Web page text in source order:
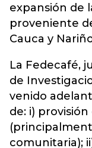
expansión de
proveniente
Cauca y
La Fedecafé,
de
venido
de: i)
comunitaria);